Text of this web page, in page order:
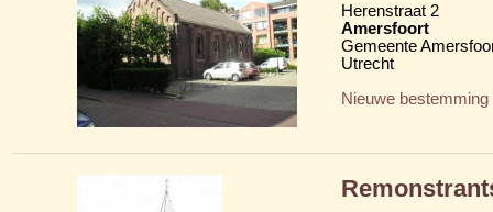
Herenstraat 2
Amersfoort
Gemeente
Utrecht
Nieuwe bestemming